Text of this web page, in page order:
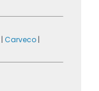
| Carveco |